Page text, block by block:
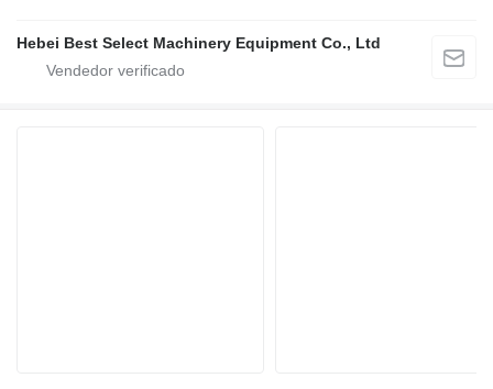
Hebei Best Select Machinery Equipment Co., Ltd